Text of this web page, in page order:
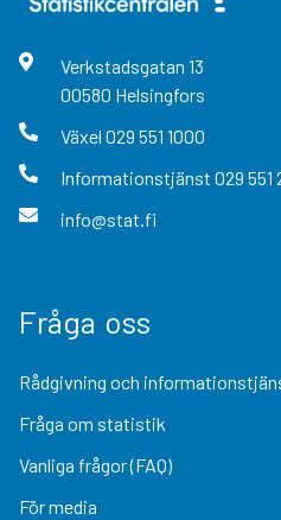
Verkstadsgatan 13
00580 Helsingfors
Växel 029 551 1000
Informationstjänst 029 551
info@stat.fi
Fråga oss
Rådgivning och
Fråga om statistik
Vanliga frågor (FAQ)
För media